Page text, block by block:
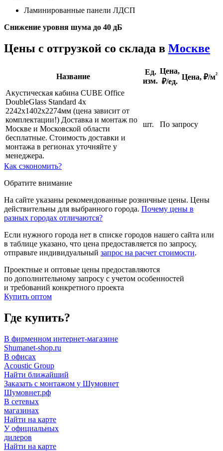
Ламинированные панели ЛДСП
Снижение уровня шума до 40 дБ
Цены с отгрузкой со склада в Москве
Название
Ед.
изм.
Цена,
₽/ед.
Цена, ₽/м²
Акустическая кабина CUBE Office
DoubleGlass Standard 4х
2242х1402х2274мм (цена зависит от
комплектации!) Доставка и монтаж по
Москве и Московской области
бесплатные. Стоимость доставки и
монтажа в регионах уточняйте у
менеджера.
шт. По запросу
Как сэкономить?
Обратите внимание
На сайте указаны рекомендованные розничные цены. Цены
действительны для выбранного города. Почему цены в
разных городах отличаются?
Если нужного города нет в списке городов нашего сайта или
в таблице указано, что цена предоставляется по запросу,
отправьте индивидуальный запрос на расчет стоимости.
Проектные и оптовые цены предоставляются
по дополнительному запросу с учетом особенностей
и требований конкретного проекта
Купить оптом
Где купить?
В фирменном интернет-магазине
Shumanet-shop.ru
В офисах
Acoustic Group
Найти ближайший
Заказать с монтажом у Шумовнет
Шумовнет.рф
В сетевых
магазинах
Найти на карте
У официальных
дилеров
Найти на карте